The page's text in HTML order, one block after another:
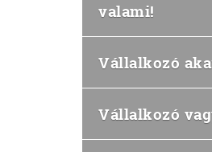
valami!
Vállalkozó
Vállalkozó